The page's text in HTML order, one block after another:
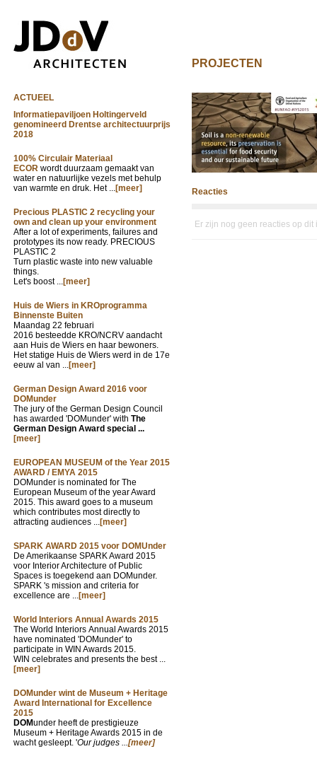
PROJECTEN
ACTUEEL
Informatiepaviljoen Holtingerveld
genomineerd Drentse architectuurprijs
2018
100% Circulair Materiaal
ECOR wordt duurzaam gemaakt van
water en natuurlijke vezels met behulp
van warmte en druk. Het ...[meer]
Precious PLASTIC 2 recycling your
own and clean up your environment
After a lot of experiments, failures and
prototypes its now ready. PRECIOUS
PLASTIC 2
Turn plastic waste into new valuable
things.
Let's boost ...[meer]
Huis de Wiers in KROprogramma
Binnenste Buiten
Maandag 22 februari
2016 besteedde KRO/NCRV aandacht
aan Huis de Wiers en haar bewoners.
Het statige Huis de Wiers werd in de 17e
eeuw al van ...[meer]
German Design Award 2016 voor
DOMunder
The jury of the German Design Council
has awarded 'DOMunder' with The
German Design Award special ...
[meer]
EUROPEAN MUSEUM of the Year 2015
AWARD / EMYA 2015
DOMunder is nominated for The
European Museum of the year Award
2015. This award goes to a museum
which contributes most directly to
attracting audiences ...[meer]
SPARK AWARD 2015 voor DOMUnder
De Amerikaanse SPARK Award 2015
voor Interior Architecture of Public
Spaces is toegekend aan DOMunder.
SPARK 's mission and criteria for
excellence are ...[meer]
World Interiors Annual Awards 2015
The World Interiors Annual Awards 2015
have nominated 'DOMunder' to
participate in WIN Awards 2015.
WIN celebrates and presents the best ...
[meer]
DOMunder wint de Museum + Heritage
Award International for Excellence
2015
DOMunder heeft de prestigieuze
Museum + Heritage Awards 2015 in de
wacht gesleept. 'Our judges ...[meer]
Reacties
Er zijn nog geen reacties op dit